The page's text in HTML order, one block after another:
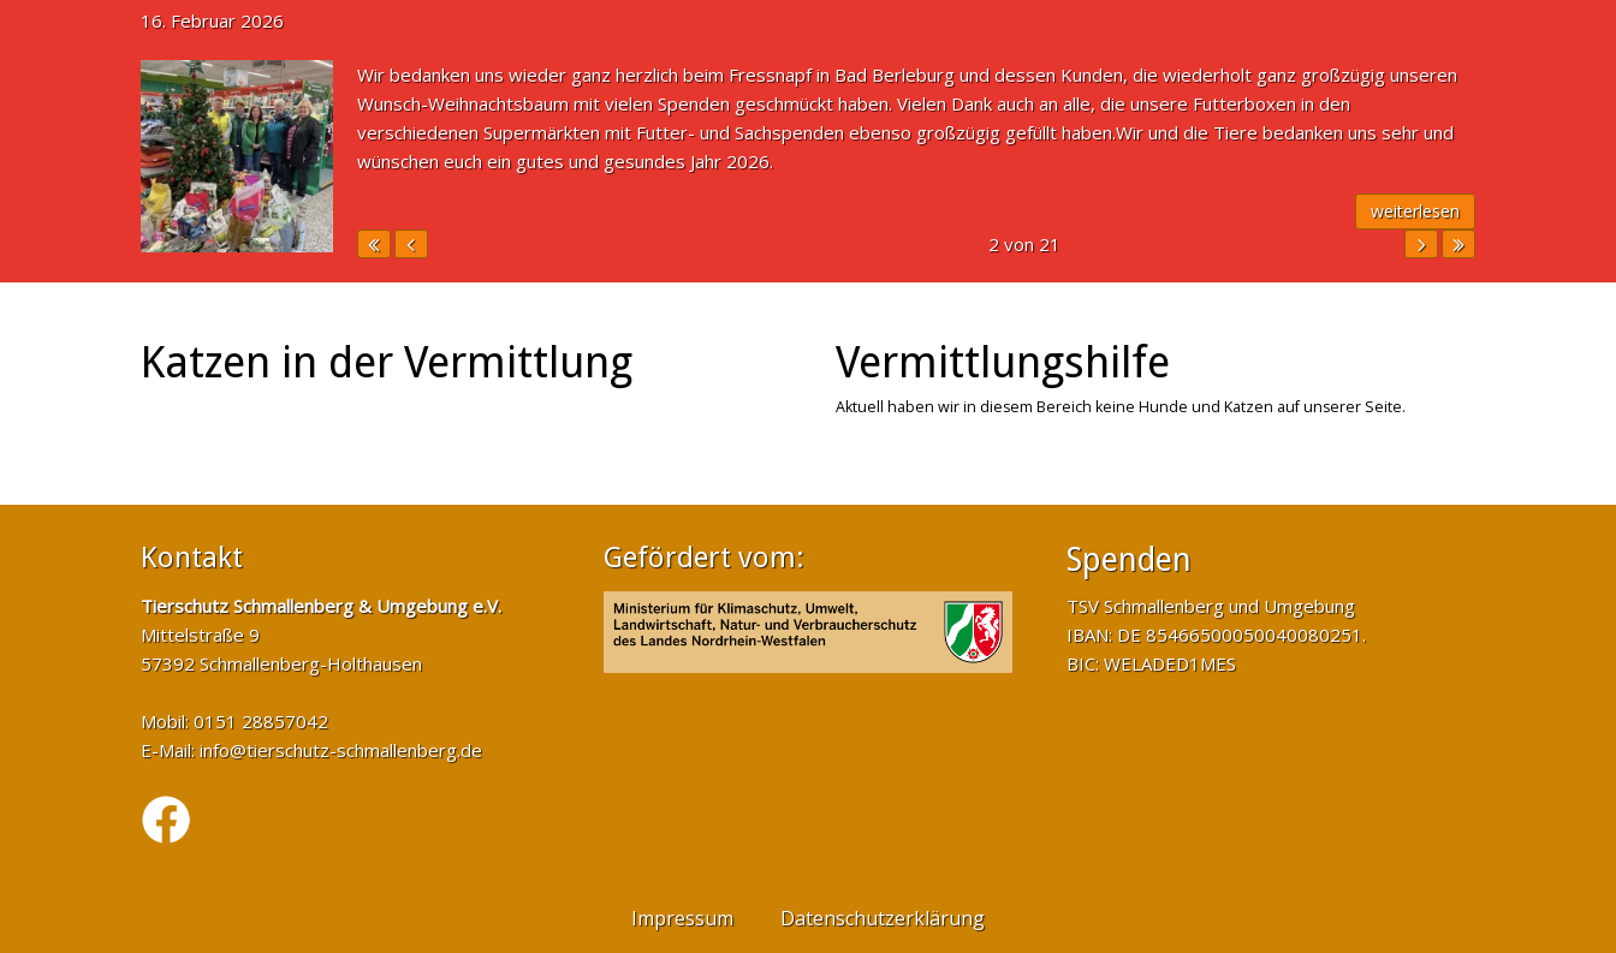
16. Februar 2026
Wir bedanken uns wieder ganz herzlich beim Fressnapf in Bad Berleburg und dessen Kunden, die wiederholt ganz großzügig unseren
Wunsch-Weihnachtsbaum mit vielen Spenden geschmückt haben. Vielen Dank auch an alle, die unsere Futterboxen in den
verschiedenen Supermärkten mit Futter- und Sachspenden ebenso großzügig gefüllt haben.Wir und die Tiere bedanken uns sehr und
wünschen euch ein gutes und gesundes Jahr 2026.
weiterlesen
2 von 21
Katzen in der Vermittlung Vermittlungshilfe
Aktuell haben wir in diesem Bereich keine Hunde und Katzen auf unserer Seite.
Kontakt
Tierschutz Schmallenberg & Umgebung e.V.
Mittelstraße 9
57392 Schmallenberg-Holthausen
Mobil: 0151 28857042
E-Mail: info@tierschutz-schmallenberg.de
Gefördert vom: Spenden
TSV Schmallenberg und Umgebung
IBAN: DE 85466500050040080251.
BIC: WELADED1MES
Impressum Datenschutzerklärung